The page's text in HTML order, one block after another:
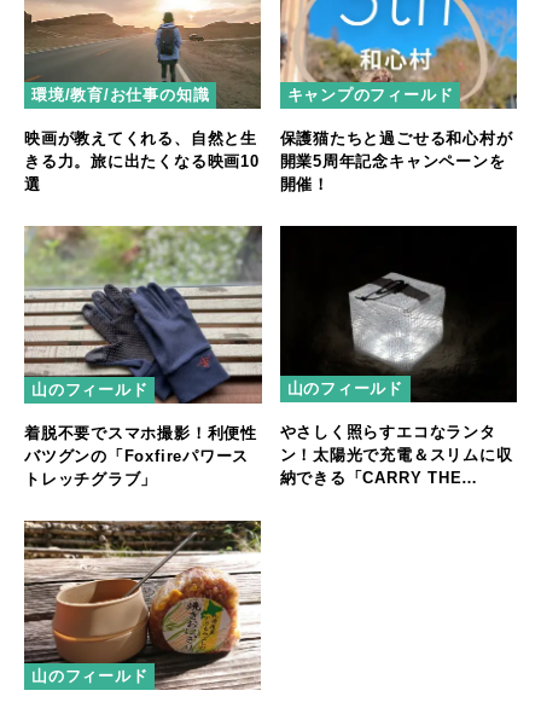
環境/教育/お仕事の知識
映画が教えてくれる、自然と生
きる力。旅に出たくなる映画10
選
キャンプのフィールド
保護猫たちと過ごせる和心村が
開業5周年記念キャンペーンを
開催！
山のフィールド
着脱不要でスマホ撮影！利便性
バツグンの「Foxfireパワース
トレッチグラブ」
山のフィールド
やさしく照らすエコなランタ
ン！太陽光で充電＆スリムに収
納できる「CARRY THE
山のフィールド